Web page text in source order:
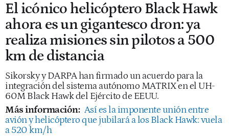
El icónico helicóptero Black Hawk
ahora es un gigantesco dron: ya
realiza misiones sin pilotos a 500
km de distancia
Sikorsky y DARPA han firmado un acuerdo para la
integración del sistema autónomo MATRIX en el UH-
60M Black Hawk del Ejército de EEUU.
Más información: Así es la imponente unión entre
avión y helicóptero que jubilará a los Black Hawk: vuela
a 520 km/h